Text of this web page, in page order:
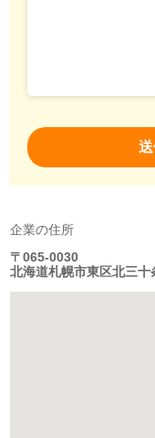
企業の住所
〒065-0030
北海道札幌市東区北三